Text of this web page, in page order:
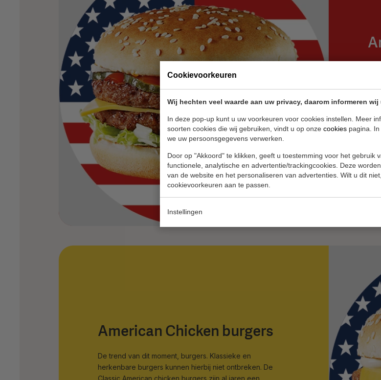
Cookievoorkeuren
Wij hechten veel waarde aan uw privacy, daarom informeren
In deze pop-up kunt u uw voorkeuren voor cookies instellen. Meer
soorten cookies die wij gebruiken, vindt u op onze cookies pagina.
we uw persoonsgegevens verwerken.
Door op "Akkoord" te klikken, geeft u toestemming voor het gebruik
functionele, analytische en advertentie/trackingcookies. Deze
van de website en het personaliseren van advertenties. Wilt u dit
cookievoorkeuren aan te passen.
Instellingen
American Chicken burgers
De trend van dit moment, burgers. Klassieke en
herkenbare burgers kunnen hierbij niet ontbreken. De
Classic American chicken burgers zijn al jaren een